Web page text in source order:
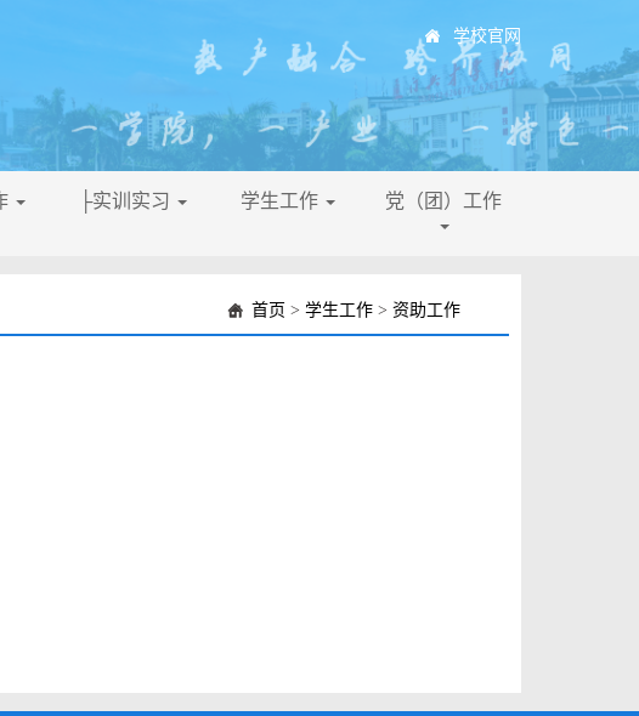
学校官网
├实训实习 学生工作 党（团）工作
首页 > 学生工作 > 资助工作